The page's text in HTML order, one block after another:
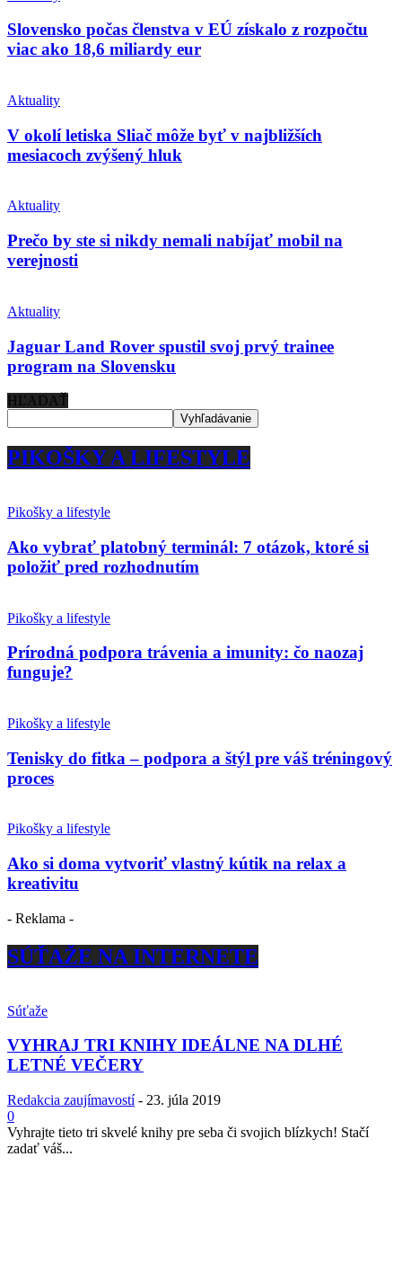
Slovensko počas členstva v EÚ získalo z rozpočtu
viac ako 18,6 miliardy eur
Aktuality
V okolí letiska Sliač môže byť v najbližších
mesiacoch zvýšený hluk
Aktuality
Prečo by ste si nikdy nemali nabíjať mobil na
verejnosti
Aktuality
Jaguar Land Rover spustil svoj prvý trainee
program na Slovensku
HĽADAŤ
PIKOŠKY A LIFESTYLE
Pikošky a lifestyle
Ako vybrať platobný terminál: 7 otázok, ktoré si
položiť pred rozhodnutím
Pikošky a lifestyle
Prírodná podpora trávenia a imunity: čo naozaj
funguje?
Pikošky a lifestyle
Tenisky do fitka – podpora a štýl pre váš tréningový
proces
Pikošky a lifestyle
Ako si doma vytvoriť vlastný kútik na relax a
kreativitu
- Reklama -
SÚŤAŽE NA INTERNETE
Súťaže
VYHRAJ TRI KNIHY IDEÁLNE NA DLHÉ
LETNÉ VEČERY
Redakcia zaujímavostí - 23. júla 2019
0
Vyhrajte tieto tri skvelé knihy pre seba či svojich blízkych! Stačí
zadať váš...